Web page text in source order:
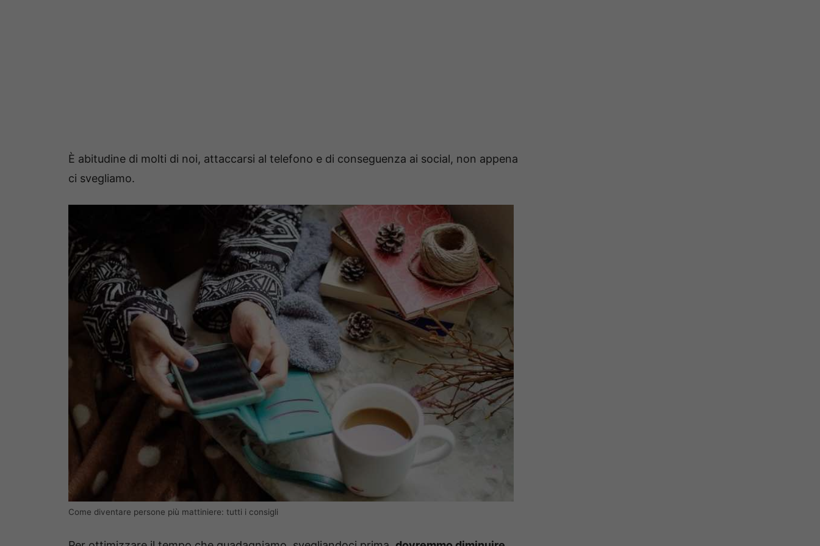
È abitudine di molti di noi, attaccarsi al telefono e di conseguenza ai social, non appena
ci svegliamo.
Come diventare persone più mattiniere: tutti i consigli